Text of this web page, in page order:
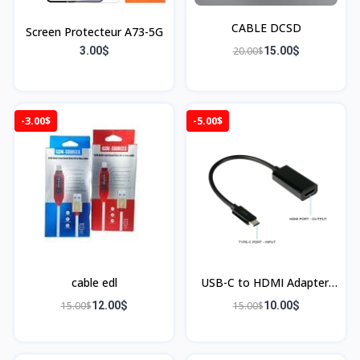
Screen Protecteur A73-5G
3.00$
CABLE DCSD
20.00$15.00$
-3.00$
cable edl
15.00$12.00$
-5.00$
USB-C to HDMI Adapter,
Black
15.00$10.00$